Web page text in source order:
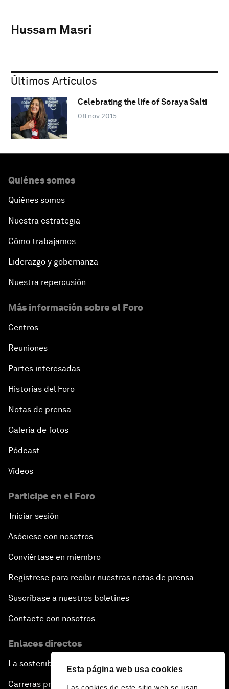
Esta página web usa cookies
Hussam Masri
Últimos Artículos
Celebrating the life of Soraya Salti
08 nov 2015
Quiénes somos
Quiénes somos
Nuestra estrategia
Cómo trabajamos
Liderazgo y gobernanza
Nuestra repercusión
Más información sobre el Foro
Centros
Reuniones
Partes interesadas
Historias del Foro
Notas de prensa
Galería de fotos
Pódcast
Vídeos
Participe en el Foro
Iniciar sesión
Asóciese con nosotros
Conviértase en miembro
Regístrese para recibir nuestras notas de prensa
Suscríbase a nuestros boletines
Contacte con nosotros
Enlaces directos
La sostenibilidad en el Foro
Carreras profesionales